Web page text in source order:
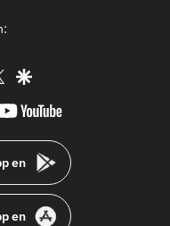
twittergoogle
youtube-
en
en